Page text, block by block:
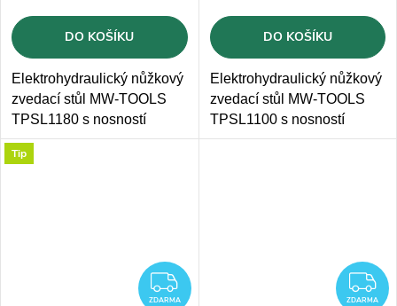
DO KOŠÍKU
Elektrohydraulický nůžkový
zvedací stůl MW-TOOLS
TPSL1180 s nosností
1000kg avýškou zvedání
1780mm
DO KOŠÍKU
Elektrohydraulický nůžkový
zvedací stůl MW-TOOLS
TPSL1100 s nosností
1000kg apracovní
Tip
ZDARMA
ZDARMA ZDARMA